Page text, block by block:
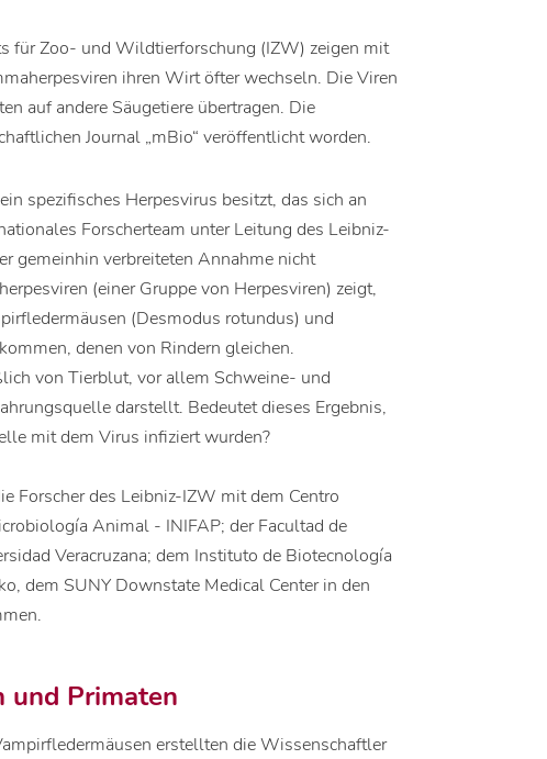
für Zoo- und Wildtierforschung (IZW) zeigen mit
ihren Wirt öfter wechseln. Die Viren
auf andere Säugetiere übertragen. Die
Journal „mBio“ veröffentlicht worden.
spezifisches Herpesvirus besitzt, das sich an
Forscherteam unter Leitung des Leibniz-
gemeinhin verbreiteten Annahme nicht
(einer Gruppe von Herpesviren) zeigt,
(Desmodus rotundus) und
denen von Rindern gleichen.
von Tierblut, vor allem Schweine- und
darstellt. Bedeutet dieses Ergebnis,
mit dem Virus infiziert wurden?
Forscher des Leibniz-IZW mit dem Centro
Animal - INIFAP; der Facultad de
Veracruzana; dem Instituto de Biotecnología
dem SUNY Downstate Medical Center in den
und Primaten
erstellten die Wissenschaftler